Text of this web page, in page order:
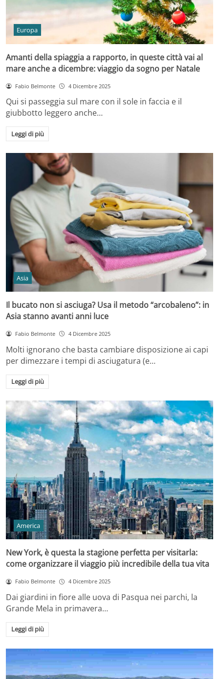
Europa
Amanti della spiaggia a rapporto, in queste città vai al
mare anche a dicembre: viaggio da sogno per Natale
Fabio Belmonte 4 Dicembre 2025
Qui si passeggia sul mare con il sole in faccia e il
giubbotto leggero anche…
Leggi di più
Asia
Il bucato non si asciuga? Usa il metodo “arcobaleno”: in
Asia stanno avanti anni luce
Fabio Belmonte 4 Dicembre 2025
Molti ignorano che basta cambiare disposizione ai capi
per dimezzare i tempi di asciugatura (e…
Leggi di più
America
New York, è questa la stagione perfetta per visitarla:
come organizzare il viaggio più incredibile della tua vita
Fabio Belmonte 4 Dicembre 2025
Dai giardini in fiore alle uova di Pasqua nei parchi, la
Grande Mela in primavera…
Leggi di più